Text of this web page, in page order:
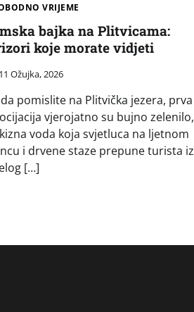
VRIJEME
bajka na Plitvicama:
koje morate vidjeti
11 Ožujka, 2026
pomislite na Plitvička jezera, prva
vjerojatno su bujno zelenilo,
voda koja svjetluca na ljetnom
i drvene staze prepune turista iz
[…]